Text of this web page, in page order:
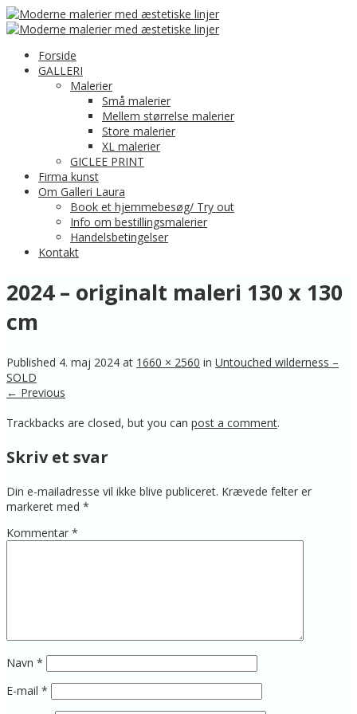
Forside
GALLERI
Malerier
Små malerier
Mellem størrelse malerier
Store malerier
XL malerier
GICLEE PRINT
Firma kunst
Om Galleri Laura
Book et hjemmebesøg/ Try out
Info om bestillingsmalerier
Handelsbetingelser
Kontakt
2024 – originalt maleri 130 x 130
cm
Published 4. maj 2024 at 1660 × 2560 in Untouched wilderness –
SOLD
← Previous
Trackbacks are closed, but you can post a comment.
Skriv et svar
Din e-mailadresse vil ikke blive publiceret. Krævede felter er
markeret med *
Kommentar *
Navn *
E-mail *